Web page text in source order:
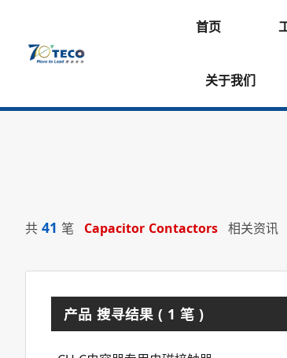
首页
关于我们
共 41 笔 Capacitor Contactors 相关资讯
产品 搜寻结果 ( 1 笔 )